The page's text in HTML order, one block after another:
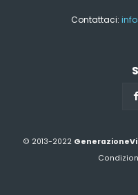
Contattaci:
© 2013-2022